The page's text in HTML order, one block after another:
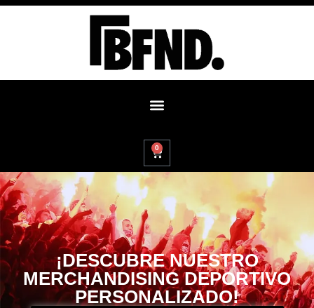
0
¡DESCUBRE NUESTRO
MERCHANDISING DEPORTIVO
PERSONALIZADO!